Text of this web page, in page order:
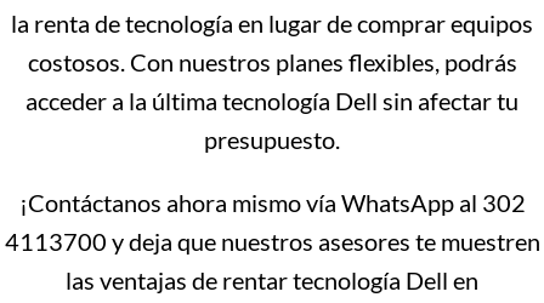
la renta de tecnología en lugar de comprar equipos
costosos. Con nuestros planes flexibles, podrás
acceder a la última tecnología Dell sin afectar tu
presupuesto.
¡Contáctanos ahora mismo vía WhatsApp al 302
4113700 y deja que nuestros asesores te muestren
las ventajas de rentar tecnología Dell en